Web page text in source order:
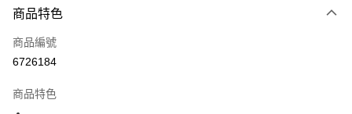
信用卡一次付款
超商取貨付款
商品特色
商品編號
6726184
商品特色